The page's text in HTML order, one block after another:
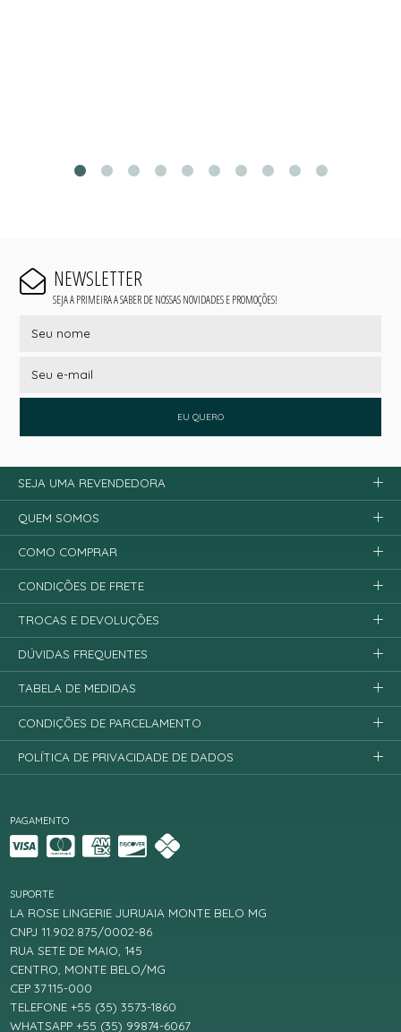
NEWSLETTER
SEJA A PRIMEIRA A SABER DE NOSSAS NOVIDADES E PROMOÇÕES!
EU QUERO
PAGAMENTO
SUPORTE
LA ROSE LINGERIE JURUAIA MONTE BELO MG
CNPJ 11.902.875/0002-86
RUA SETE DE MAIO, 145
CENTRO, MONTE BELO/MG
CEP 37115-000
TELEFONE +55 (35) 3573-1860
WHATSAPP +55 (35) 99874-6067
SEJA UMA REVENDEDORA
QUEM SOMOS
COMO COMPRAR
CONDIÇÕES DE FRETE
TROCAS E DEVOLUÇÕES
DÚVIDAS FREQUENTES
TABELA DE MEDIDAS
CONDIÇÕES DE PARCELAMENTO
POLÍTICA DE PRIVACIDADE DE DADOS